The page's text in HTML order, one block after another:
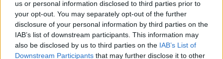
us or personal information disclosed to third parties prior to
your opt-out. You may separately opt-out of the further
disclosure of your personal information by third parties on the
IAB’s list of downstream participants. This information may
also be disclosed by us to third parties on the IAB’s List of
Downstream Participants that may further disclose it to other